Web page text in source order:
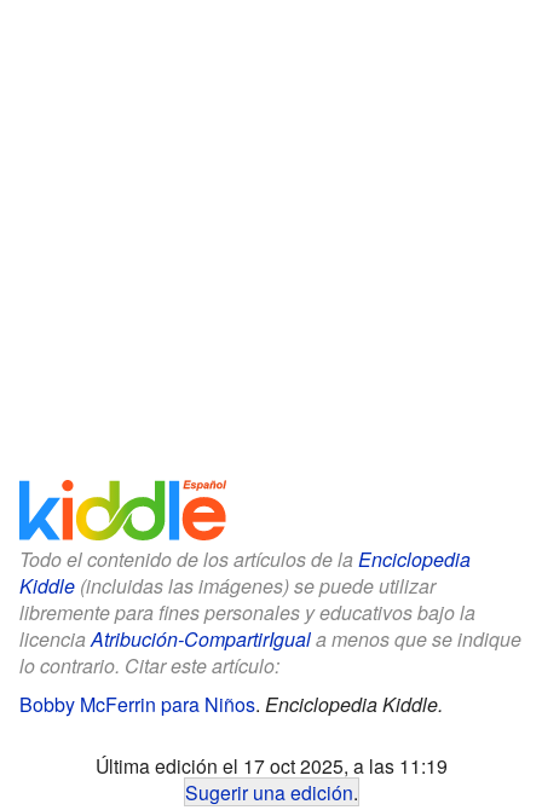
Todo el contenido de los artículos de la Enciclopedia
Kiddle (incluidas las imágenes) se puede utilizar
libremente para fines personales y educativos bajo la
licenciaAtribución-CompartirIguala menos que se indique
lo contrario. Citar este artículo:
Bobby McFerrin para Niños. Enciclopedia Kiddle.
Última edición el 17 oct 2025, a las 11:19
Sugerir una edición.